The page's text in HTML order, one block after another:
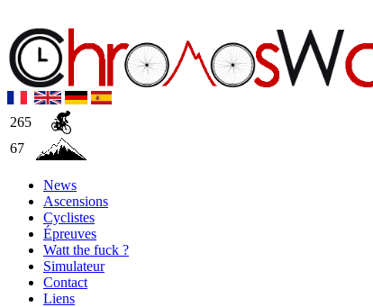
265
67
News
Ascensions
Cyclistes
Épreuves
Watt the fuck ?
Simulateur
Contact
Liens